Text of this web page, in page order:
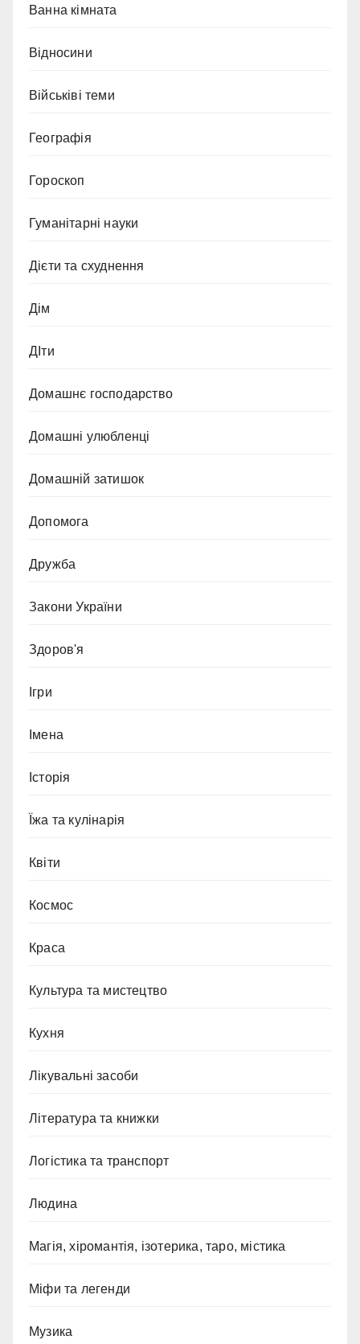
Ванна кімната
Відносини
Військіві теми
Географія
Гороскоп
Гуманітарні науки
Дієти та схуднення
Дім
ДІти
Домашнє господарство
Домашні улюбленці
Домашній затишок
Допомога
Дружба
Закони України
Здоров'я
Ігри
Імена
Історія
Їжа та кулінарія
Квіти
Космос
Краса
Культура та мистецтво
Кухня
Лікувальні засоби
Література та книжки
Логістика та транспорт
Людина
Магія, хіромантія, ізотерика, таро, містика
Міфи та легенди
Музика